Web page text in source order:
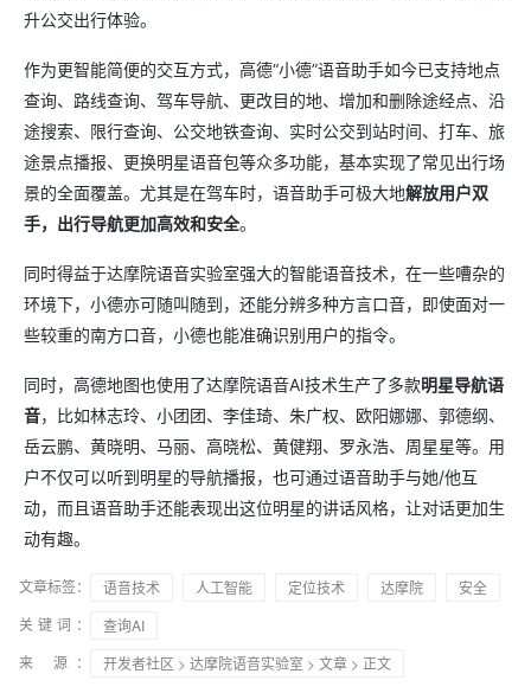
升公交出行体验。
作为更智能简便的交互方式，高德“小德”语音助手如今已支持地点
查询、路线查询、驾车导航、更改目的地、增加和删除途经点、沿
途搜索、限行查询、公交地铁查询、实时公交到站时间、打车、旅
途景点播报、更换明星语音包等众多功能，基本实现了常见出行场
景的全面覆盖。尤其是在驾车时，语音助手可极大地解放用户双
手，出行导航更加高效和安全。
同时得益于达摩院语音实验室强大的智能语音技术，在一些嘈杂的
环境下，小德亦可随叫随到，还能分辨多种方言口音，即使面对一
些较重的南方口音，小德也能准确识别用户的指令。
同时，高德地图也使用了达摩院语音AI技术生产了多款明星导航语
音，比如林志玲、小团团、李佳琦、朱广权、欧阳娜娜、郭德纲、
岳云鹏、黄晓明、马丽、高晓松、黄健翔、罗永浩、周星星等。用
户不仅可以听到明星的导航播报，也可通过语音助手与她/他互
动，而且语音助手还能表现出这位明星的讲话风格，让对话更加生
动有趣。
文章标签： 语音技术 人工智能 定位技术 达摩院
安全
关键词：
查询AI
来 源：
开发者社区 > 达摩院语音实验室 > 文章 > 正文